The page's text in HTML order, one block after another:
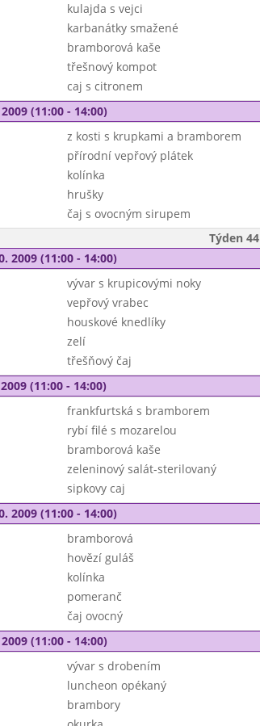
kulajda s vejci
karbanátky smažené
bramborová kaše
třešnový kompot
caj s citronem
(11:00 - 14:00)
z kosti s krupkami a bramborem
přírodní vepřový plátek
kolínka
hrušky
čaj s ovocným sirupem
Týden 44
2009 (11:00 - 14:00)
vývar s krupicovými noky
vepřový vrabec
houskové knedlíky
zelí
třešňový čaj
(11:00 - 14:00)
frankfurtská s bramborem
rybí filé s mozarelou
bramborová kaše
zeleninový salát-sterilovaný
sipkovy caj
2009 (11:00 - 14:00)
bramborová
hovězí guláš
kolínka
pomeranč
čaj ovocný
(11:00 - 14:00)
vývar s drobením
luncheon opékaný
brambory